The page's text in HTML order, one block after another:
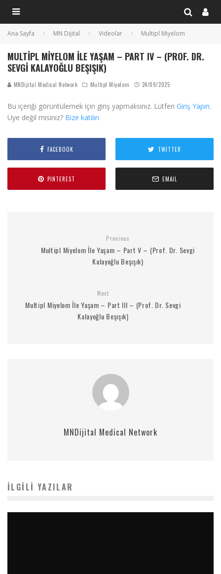
Ana Sayfa MN Dijital Videolar Multipl Miyelom
MULTIPL MIYELOM İLE YAŞAM – PART IV – (PROF. DR.
SEVGI KALAYOĞLU BEŞIŞIK)
MNDijital Medical Network Multipl Miyelom 24/09/2025
Bu içeriği görüntülemek için giriş yapmalısınız. Lütfen Giriş Yapın.
Üye değil misiniz? Bize katılın
FACEBOOK TWITTER
PINTEREST EMAIL
Previous
Multipl Miyelom İle Yaşam – Part V – (Prof. Dr. Sevgi
Kalayoğlu Beşışık)
Next
Multipl Miyelom İle Yaşam – Part III – (Prof. Dr. Sevgi
Kalayoğlu Beşışık)
MNDijital Medical Network
İLGILI YAZILAR